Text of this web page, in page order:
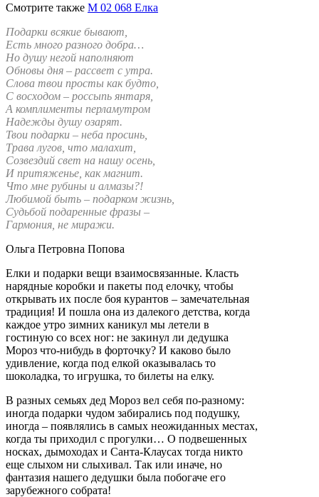
Смотрите также М 02 068 Елка
Подарки всякие бывают,
Есть много разного добра…
Но душу негой наполняют
Обновы дня – рассвет с утра.
Слова твои просты как будто,
С восходом – россыпь янтаря,
А комплименты перламутром
Надежды душу озарят.
Твои подарки – неба просинь,
Трава лугов, что малахит,
Созвездий свет на нашу осень,
И притяженье, как магнит.
Что мне рубины и алмазы?!
Любимой быть – подарком жизнь,
Судьбой подаренные фразы –
Гармония, не миражи.
Ольга Петровна Попова
Елки и подарки вещи взаимосвязанные. Класть
нарядные коробки и пакеты под елочку, чтобы
открывать их после боя курантов – замечательная
традиция! И пошла она из далекого детства, когда
каждое утро зимних каникул мы летели в
гостиную со всех ног: не закинул ли дедушка
Мороз что-нибудь в форточку? И каково было
удивление, когда под елкой оказывалась то
шоколадка, то игрушка, то билеты на елку.
В разных семьях дед Мороз вел себя по-разному:
иногда подарки чудом забирались под подушку,
иногда – появлялись в самых неожиданных местах,
когда ты приходил с прогулки… О подвешенных
носках, дымоходах и Санта-Клаусах тогда никто
еще слыхом ни слыхивал. Так или иначе, но
фантазия нашего дедушки была побогаче его
зарубежного собрата!